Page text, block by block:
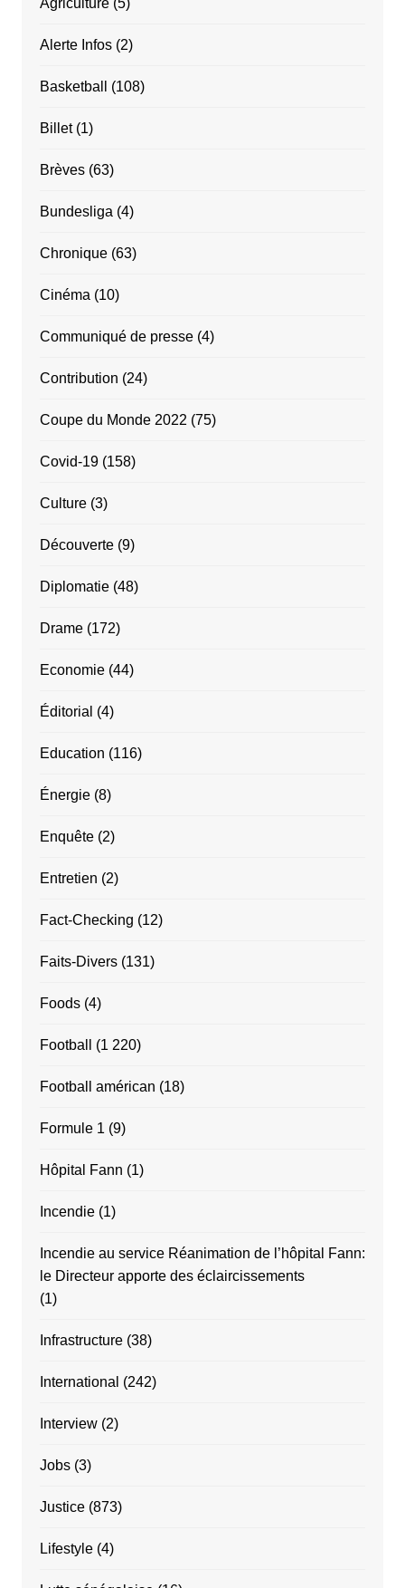
Alerte Infos(2)
Basketball (108)
Billet(1)
Brèves(63)
Bundesliga (4)
Chronique(63)
Cinéma (10)
Communiqué de presse(4)
Contribution (24)
Coupe du Monde 2022 (75)
Covid-19(158)
Culture(3)
Découverte(9)
Diplomatie(48)
Drame(172)
Economie(44)
Éditorial (4)
Education (116)
Énergie(8)
Enquête(2)
Entretien (2)
Fact-Checking (12)
Faits-Divers(131)
Foods(4)
Football (1 220)
Football américan (18)
Formule 1 (9)
Hôpital Fann (1)
Incendie(1)
Incendie au service Réanimation de l’hôpital Fann:
le Directeur apporte des éclaircissements
(1)
Infrastructure(38)
International (242)
Interview(2)
Jobs(3)
Justice(873)
Lifestyle(4)